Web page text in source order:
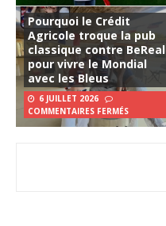
Pourquoi le Crédit
Agricole troque la pub
classique contre BeReal
pour vivre le Mondial
avec les Bleus
6 JUILLET 2026
COMMENTAIRES FERMÉS